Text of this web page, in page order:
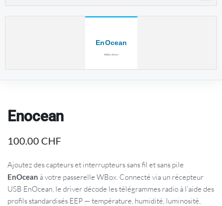
Enocean
100.00 CHF
Ajoutez des capteurs et interrupteurs sans fil et sans pile
EnOcean à votre passerelle WBox. Connecté via un récepteur
USB EnOcean, le driver décode les télégrammes radio à l’aide des
profils standardisés EEP — température, humidité, luminosité,